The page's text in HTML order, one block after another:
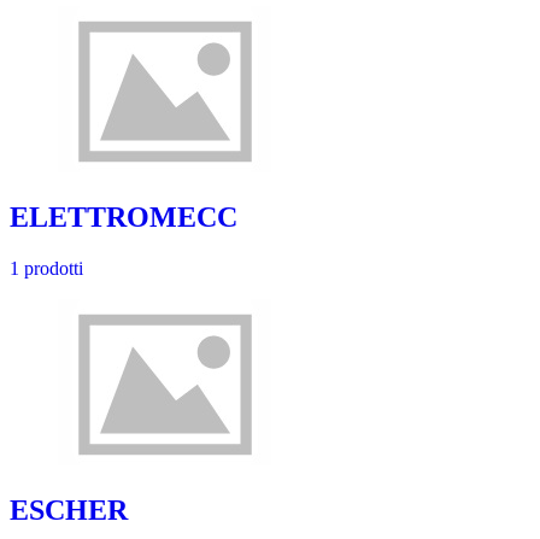
ELETTROMECC
1 prodotti
ESCHER